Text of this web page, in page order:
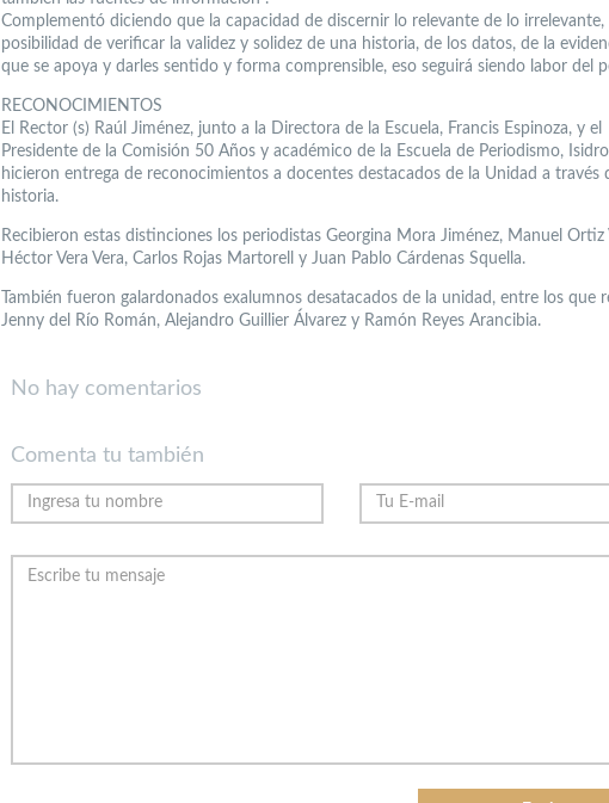
Complementó diciendo que la capacidad de discernir lo relevante de lo irrelevante,
posibilidad de verificar la validez y solidez de una historia, de los datos, de la
que se apoya y darles sentido y forma comprensible, eso seguirá siendo labor del
RECONOCIMIENTOS
El Rector (s) Raúl Jiménez, junto a la Directora de la Escuela, Francis Espinoza, y el
Presidente de la Comisión 50 Años y académico de la Escuela de Periodismo,
hicieron entrega de reconocimientos a docentes destacados de la Unidad a través
historia.
Recibieron estas distinciones los periodistas Georgina Mora Jiménez, Manuel Ortiz
Héctor Vera Vera, Carlos Rojas Martorell y Juan Pablo Cárdenas Squella.
También fueron galardonados exalumnos desatacados de la unidad, entre los que
Jenny del Río Román, Alejandro Guillier Álvarez y Ramón Reyes Arancibia.
No hay comentarios
Comenta tu también